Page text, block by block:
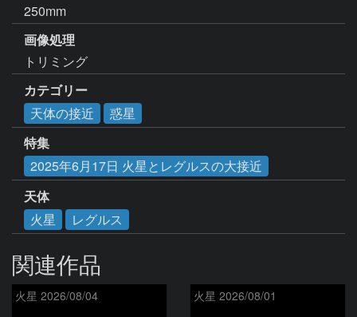
250mm
画像処理
トリミング
カテゴリー
天体の接近
惑星
特集
2025年6月17日 火星とレグルスの大接近
天体
火星
レグルス
関連作品
火星 2026/08/04 火星 2026/08/01